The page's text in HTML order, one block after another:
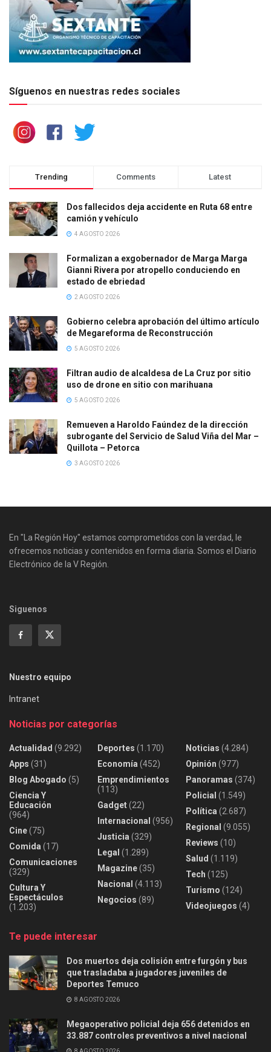
Síguenos en nuestras redes sociales
Trending Comments Latest
Dos fallecidos deja accidente en Ruta 68 entre
camión y vehículo
4 AGOSTO 2026
Formalizan a exgobernador de Marga Marga
Gianni Rivera por atropello conduciendo en
estado de ebriedad
2 AGOSTO 2026
Gobierno celebra aprobación del último artículo
de Megareforma de Reconstrucción
5 AGOSTO 2026
Filtran audio de alcaldesa de La Cruz por sitio
uso de drone en sitio con marihuana
5 AGOSTO 2026
Remueven a Haroldo Faúndez de la dirección
subrogante del Servicio de Salud Viña del Mar –
Quillota – Petorca
3 AGOSTO 2026
En "La Región Hoy" estamos comprometidos con la verdad, le
ofrecemos noticias y contenidos en forma diaria. Somos el Diario
Electrónico de la V Región.
Siguenos
Nuestro equipo
Intranet
Noticias por categorías
Actualidad (9.292)
Apps (31)
Blog Abogado (5)
Ciencia Y
Educación
(964)
Cine(75)
Comida (17)
Comunicaciones
(329)
Cultura Y
Espectáculos
(1.203)
Deportes (1.170)
Economía (452)
Emprendimientos
(113)
Gadget(22)
Internacional (956)
Justicia (329)
Legal (1.289)
Magazine(35)
Nacional (4.113)
Negocios (89)
Noticias (4.284)
Opinión (977)
Panoramas (374)
Policial (1.549)
Política (2.687)
Regional (9.055)
Reviews (10)
Salud (1.119)
Tech (125)
Turismo (124)
Videojuegos (4)
Te puede interesar
Dos muertos deja colisión entre furgón y bus
que trasladaba a jugadores juveniles de
Deportes Temuco
8 AGOSTO 2026
Megaoperativo policial deja 656 detenidos en
33.887 controles preventivos a nivel nacional